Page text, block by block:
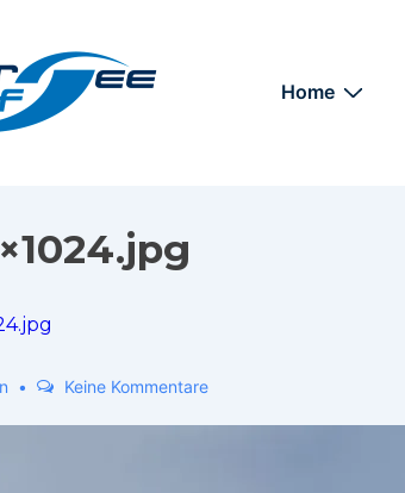
Home
Keine Kommentare